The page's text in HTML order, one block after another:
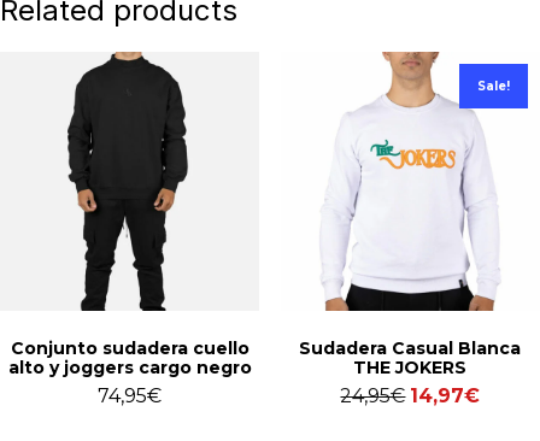
Related products
Conjunto sudadera cuello
alto y joggers cargo negro
74,95€
Sale!
Sudadera Casual Blanca
THE JOKERS
24,95€ 14,97€